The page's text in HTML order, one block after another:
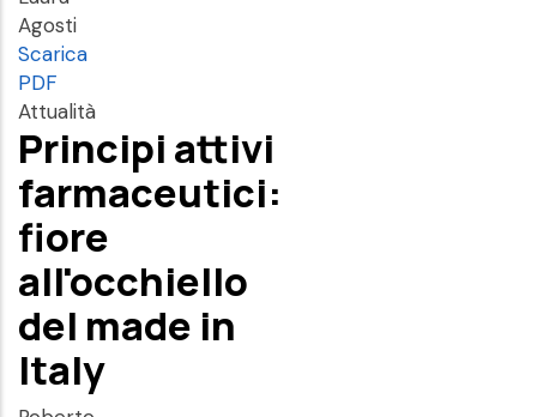
Agosti
Scarica
PDF
Attualità
Principi attivi
farmaceutici:
fiore
all'occhiello
del made in
Italy